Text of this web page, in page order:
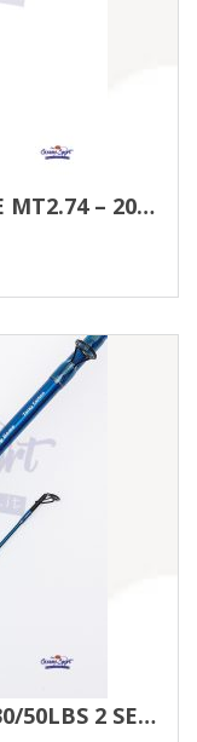
SGS2 DIPSY TROLLING GAME MT2.74 – 20/30LBS 2 SEZ. SAVAGE GEAR
SGS2 BOAT GAME MT2.13 – 30/50LBS 2 SEZ. SAVAGE GEAR